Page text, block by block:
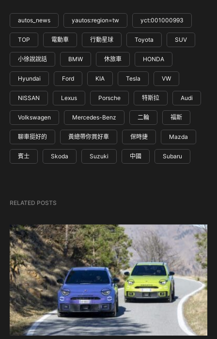
autos_news yautos:region=tw yct:001000993
TOP 電動車 行動星球 Toyota SUV
小徐說說話 BMW 休旅車 HONDA
Hyundai Ford KIA Tesla VW
NISSAN Lexus Porsche 特斯拉 Audi
Volkswagen Mercedes-Benz 二輪 福斯
聊車挺好的 黃總帶你買好車 保時捷 Mazda
賓士 Skoda Suzuki 中國 Subaru
RELATED POSTS